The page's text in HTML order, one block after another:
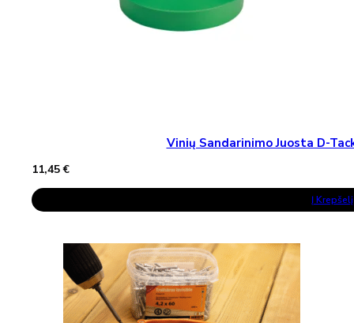
Vinių Sandarinimo Juosta D-
11,45€
Į Krepšelį